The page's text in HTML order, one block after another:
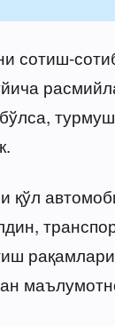
сотиш-
қўл